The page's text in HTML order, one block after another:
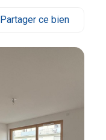
Partager ce bien